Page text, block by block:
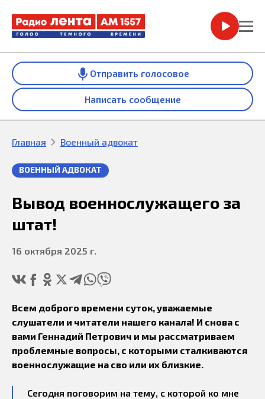
Отправить голосовое
Написать сообщение
Главная Военный адвокат
ВОЕННЫЙ АДВОКАТ
Вывод военнослужащего за
штат!
16 октября 2025 г.
Всем доброго времени суток, уважаемые
слушатели и читатели нашего канала! И снова с
вами Геннадий Петрович и мы рассматриваем
проблемные вопросы, с которыми сталкиваются
военнослужащие на сво или их близкие.
Сегодня поговорим на тему, с которой ко мне